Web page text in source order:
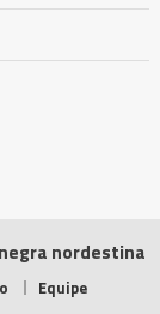
nordestina
Equipe